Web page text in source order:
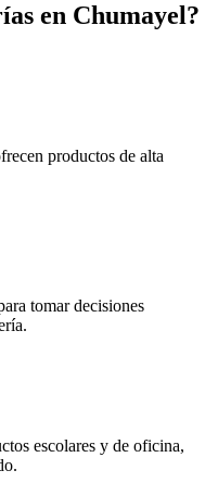
en Chumayel?
productos de alta
tomar decisiones
escolares y de oficina,